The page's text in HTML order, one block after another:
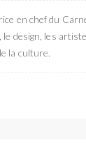
en chef du
design, les
la culture.